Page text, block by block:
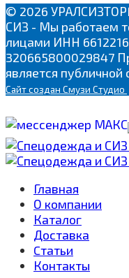
© 2026
СИЗ - Мы работаем
лицами ИНН
320665800029847
является публичной
Сайтсоздан Смузи Студио
Главная
О компании
Каталог
Доставка
Cтатьи
Контакты